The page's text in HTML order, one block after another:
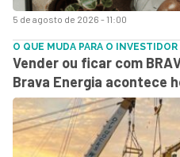
5 de agosto de 2026 - 11:00
O QUE MUDA PARA O INVESTIDOR
Vender ou ficar com
Brava Energia acontece